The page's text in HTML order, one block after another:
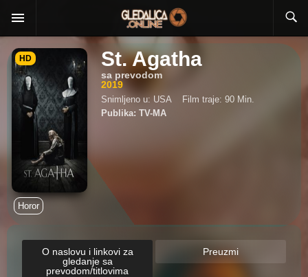
HD St. Agatha
sa prevodom
2019
Snimljeno u: USA
Film traje: 90 Min.
Publika: TV-MA
Horor
O naslovu i linkovi za
gledanje sa
prevodom/titlovima
Preuzmi